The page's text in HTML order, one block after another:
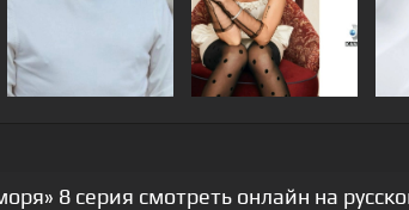
8 серия смотреть онлайн на